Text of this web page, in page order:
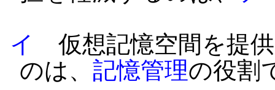
イ
仮想記憶空間を提
のは、 記憶管理の役割